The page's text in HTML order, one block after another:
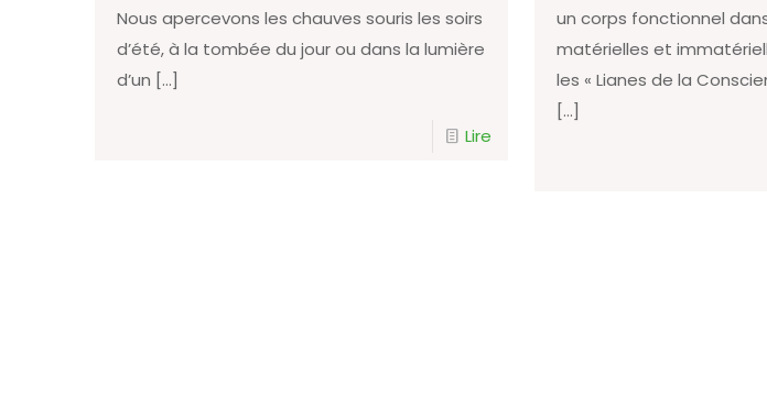
Nous apercevons les chauves souris les soirs
d’été, à la tombée du jour ou dans la lumière
d’un […]
Lire
un corps fonctionnel
matérielles et
les « Lianes de la
[…]